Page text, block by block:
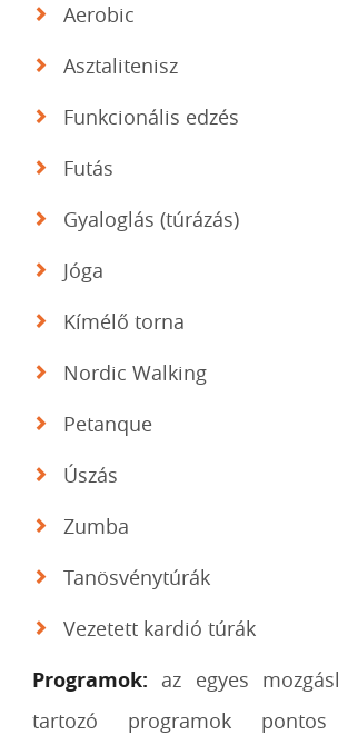
Aerobic
Asztalitenisz
Funkcionális edzés
Futás
Gyaloglás (túrázás)
Jóga
Kímélő torna
Nordic Walking
Petanque
Úszás
Zumba
Tanösvénytúrák
Vezetett kardió túrák
Programok: az egyes
tartozó programok pontos